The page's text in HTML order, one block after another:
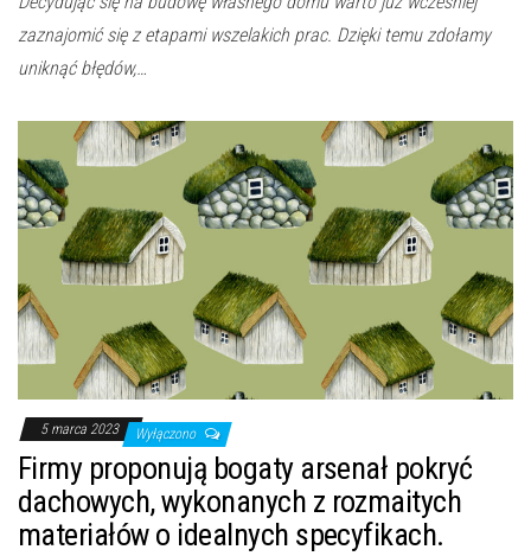
zaznajomić się z etapami wszelakich prac. Dzięki temu zdołamy
uniknąć błędów,…
5 marca 2023 Wyłączono
Firmy proponują bogaty arsenał pokryć
dachowych, wykonanych z rozmaitych
materiałów o idealnych specyfikach.